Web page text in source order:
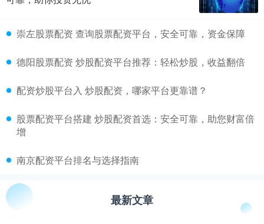
​崇左股票配资 查询股票配资平台，安全可靠，资金保障
​德阳股票配资 炒股配资平台推荐：轻松炒股，收益翻倍
​配资炒股平台入 炒股配资，哪家平台更靠谱？
​股票配资平台搭建 炒股配资首选：安全可靠，助您财富倍
增
​南京配资平台排名与选择指南
最新文章